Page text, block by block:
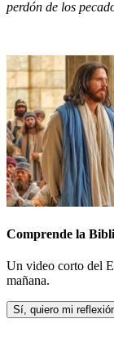
perdón de los
Comprende la
Un video corto del
mañana.
Sí, quiero mi